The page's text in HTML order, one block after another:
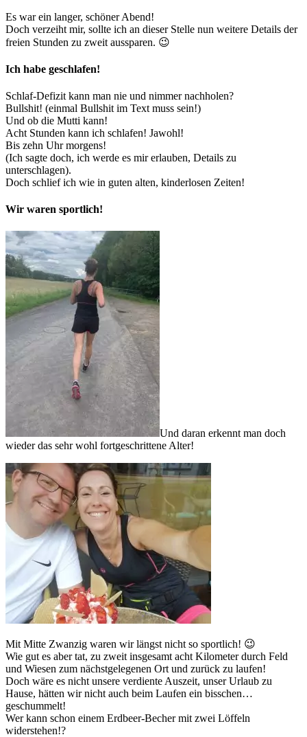
Es war ein langer, schöner Abend!
Doch verzeiht mir, sollte ich an dieser Stelle nun weitere Details der
freien Stunden zu zweit aussparen. 😉
Ich habe geschlafen!
Schlaf-Defizit kann man nie und nimmer nachholen?
Bullshit! (einmal Bullshit im Text muss sein!)
Und ob die Mutti kann!
Acht Stunden kann ich schlafen! Jawohl!
Bis zehn Uhr morgens!
(Ich sagte doch, ich werde es mir erlauben, Details zu
unterschlagen).
Doch schlief ich wie in guten alten, kinderlosen Zeiten!
Wir waren sportlich!
Und daran erkennt man doch
wieder das sehr wohl fortgeschrittene Alter!
Mit Mitte Zwanzig waren wir längst nicht so sportlich! 😉
Wie gut es aber tat, zu zweit insgesamt acht Kilometer durch Feld
und Wiesen zum nächstgelegenen Ort und zurück zu laufen!
Doch wäre es nicht unsere verdiente Auszeit, unser Urlaub zu
Hause, hätten wir nicht auch beim Laufen ein bisschen…
geschummelt!
Wer kann schon einem Erdbeer-Becher mit zwei Löffeln
widerstehen!?